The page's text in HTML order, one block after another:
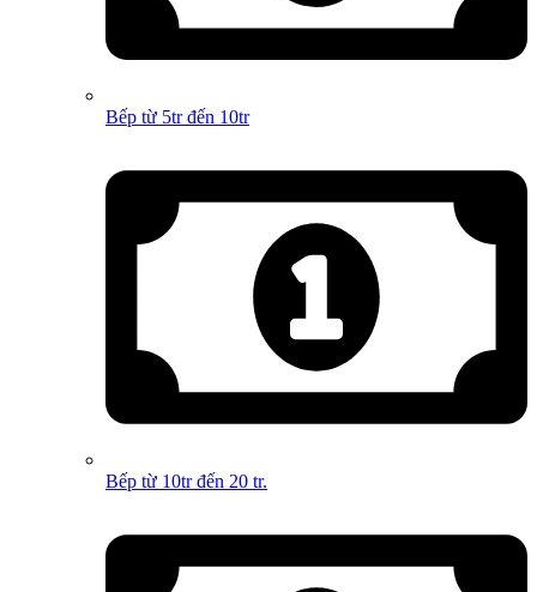
Bếp từ 5tr đến 10tr
Bếp từ 10tr đến 20 tr.